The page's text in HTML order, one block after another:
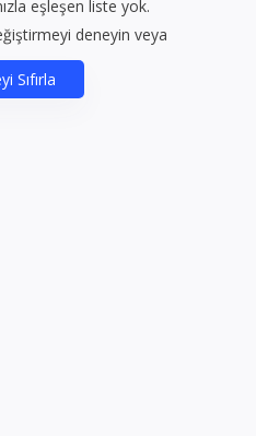
eşleşen liste yok.
deneyin veya
Sıfırla